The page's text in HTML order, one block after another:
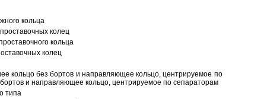
кольца
колец
кольца
колец
кольцо без бортов и направляющее кольцо, центрируемое по
и направляющее кольцо, центрируемое по сепараторам
типа